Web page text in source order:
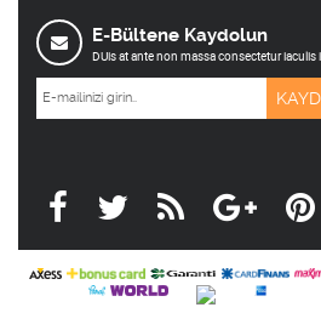
E-Bültene Kaydolun
DUis at ante non massa consectetur iaculis